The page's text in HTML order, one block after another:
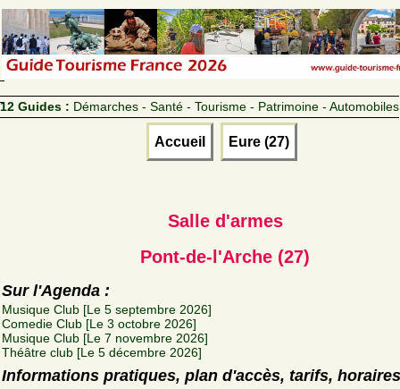
12 Guides : Démarches - Santé - Tourisme - Patrimoine - Automobiles
Accueil Eure (27)
Salle d'armes
Pont-de-l'Arche (27)
Sur l'Agenda :
Musique Club [Le 5 septembre 2026]
Comedie Club [Le 3 octobre 2026]
Musique Club [Le 7 novembre 2026]
Théâtre club [Le 5 décembre 2026]
Informations pratiques, plan d'accès, tarifs, horaires